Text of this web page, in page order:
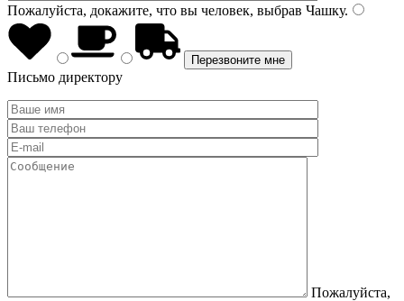
Пожалуйста, докажите, что вы человек, выбрав Чашку.
Письмо директору
Пожалуйста,